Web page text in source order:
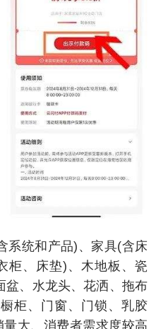
统和产品)、家具(含床
柜、床垫)、木地板、瓷
盆、水龙头、花洒、拖布
柜、门窗、门锁、乳胶
大、消费者需求度较高